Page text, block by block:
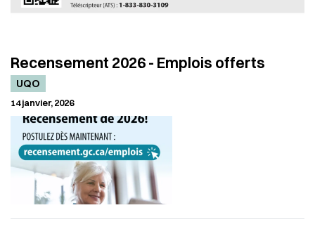
Recensement 2026 - Emplois offerts
UQO
14 janvier, 2026